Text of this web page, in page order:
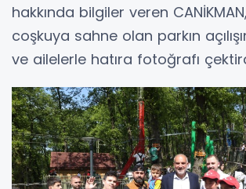
hakkında bilgiler veren
coşkuya sahne olan parkın
ve ailelerle hatıra fotoğrafı